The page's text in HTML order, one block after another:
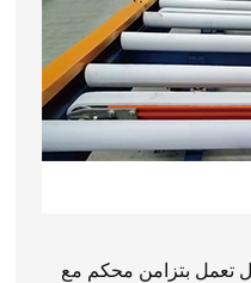
تعمل بتزامن محكم مع